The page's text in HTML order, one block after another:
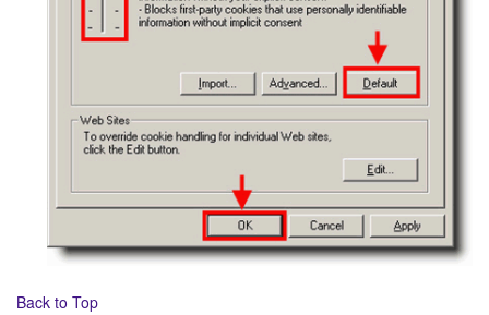
Back to Top